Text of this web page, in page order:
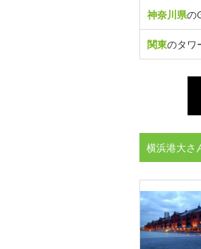
神奈川県の
関東のタワ
横浜港大さ